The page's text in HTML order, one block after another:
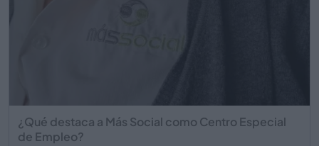
¿Qué destaca a Más Social como Centro Especial
de Empleo?